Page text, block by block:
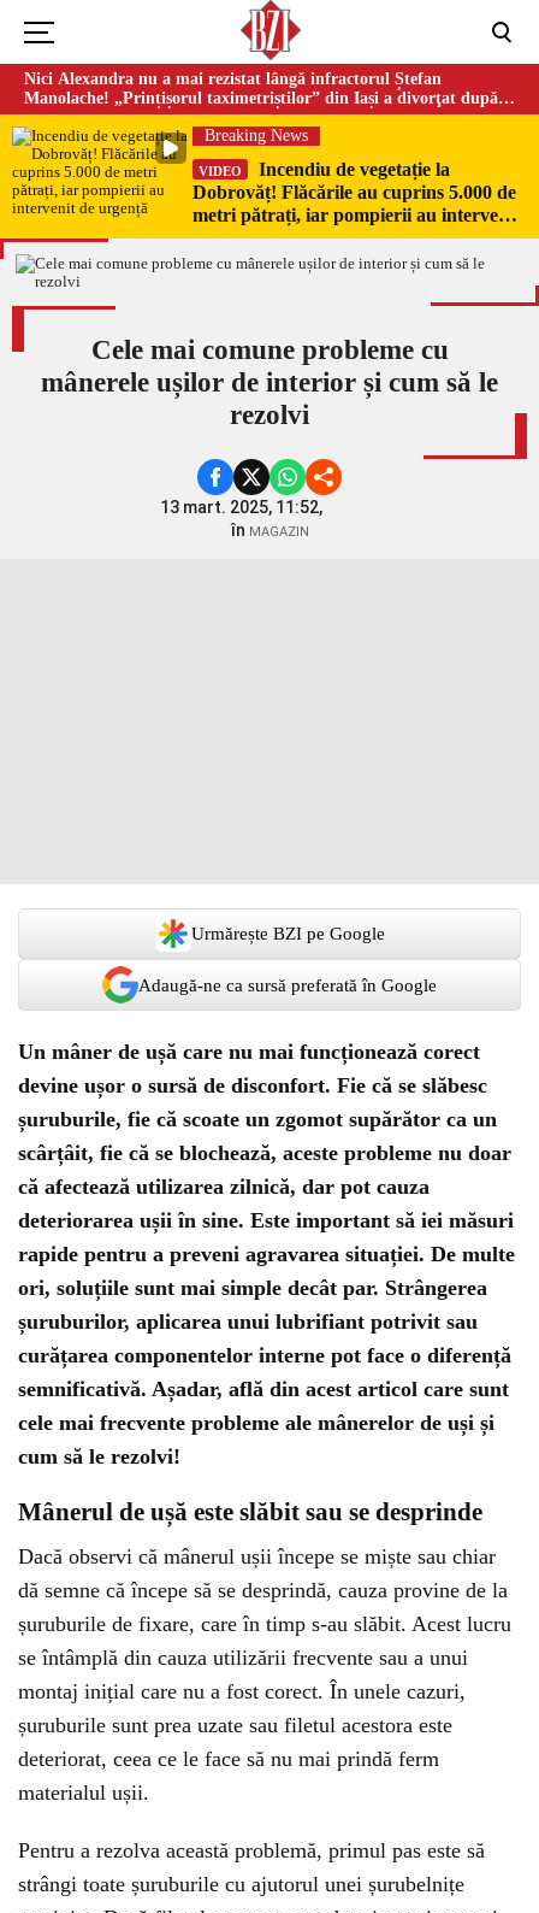
Nici Alexandra nu a mai rezistat lângă infractorul Ștefan
Manolache! „Prințișorul taximetriștilor” din Iași a divorţat după
doi ani de căsnicie
Breaking News
VIDEO
Incendiu de vegetație la
Dobrovăț! Flăcările au cuprins 5.000 de
metri pătrați, iar pompierii au intervenit
de urgență
Cele mai comune probleme cu
mânerele ușilor de interior și cum să le
rezolvi
13 mart. 2025, 11:52,
în MAGAZIN
Urmărește BZI pe Google
Adaugă-ne ca sursă preferată în Google
Un mâner de ușă care nu mai funcționează corect
devine ușor o sursă de disconfort. Fie că se slăbesc
șuruburile, fie că scoate un zgomot supărător ca un
scârțâit, fie că se blochează, aceste probleme nu doar
că afectează utilizarea zilnică, dar pot cauza
deteriorarea ușii în sine. Este important să iei măsuri
rapide pentru a preveni agravarea situației. De multe
ori, soluțiile sunt mai simple decât par. Strângerea
șuruburilor, aplicarea unui lubrifiant potrivit sau
curățarea componentelor interne pot face o diferență
semnificativă. Așadar, află din acest articol care sunt
cele mai frecvente probleme ale mânerelor de uși și
cum să le rezolvi!
Mânerul de ușă este slăbit sau se desprinde
Dacă observi că mânerul ușii începe se miște sau chiar
dă semne că începe să se desprindă, cauza provine de la
șuruburile de fixare, care în timp s-au slăbit. Acest lucru
se întâmplă din cauza utilizării frecvente sau a unui
montaj inițial care nu a fost corect. În unele cazuri,
șuruburile sunt prea uzate sau filetul acestora este
deteriorat, ceea ce le face să nu mai prindă ferm
materialul ușii.
Pentru a rezolva această problemă, primul pas este să
strângi toate șuruburile cu ajutorul unei șurubelnițe